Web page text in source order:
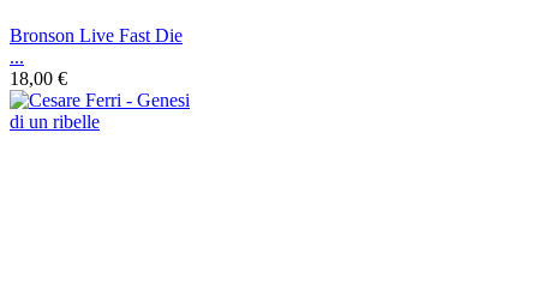
Bronson Live Fast Die
...
18,00 €